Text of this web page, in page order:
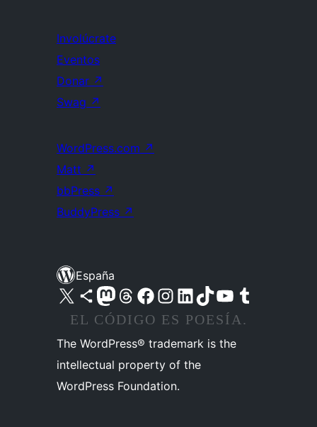
Involúcrate
Eventos
Donar ↗
Swag ↗
WordPress.com ↗
Matt ↗
bbPress ↗
BuddyPress ↗
España
Visita nuestra cuenta de X (anteriormente Twitter)
Visita nuestra cuenta de Bluesky
Visita nuestra cuenta de Mastodon
Visita nuestra cuenta de Threads
Visita nuestra página de Facebook
Visita nuestra cuenta de Instagram
Visita nuestra cuenta de LinkedIn
Visita nuestra cuenta de TikTok
Visita nuestro canal de YouTube
Visita nuestra cuenta de Tumblr
EL CÓDIGO ES POESÍA.
The WordPress® trademark is the
intellectual property of the
WordPress Foundation.